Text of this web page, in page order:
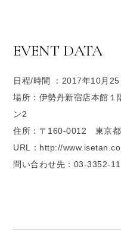
EVENT DATA
日程/時間 ：2017年10月
場所：伊勢丹新宿店本館１
ン2
住所：〒160-0012 東京
URL：http://
問い合わせ先：03-3352-